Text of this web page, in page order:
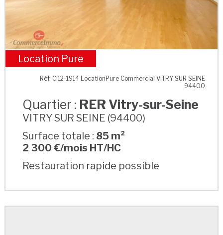
RER Vitry-sur-Seine
Location Pure
Réf. CI12-1914 LocationPure Commercial VITRY SUR SEINE
94400
Quartier : RER Vitry-sur-Seine
VITRY SUR SEINE (94400)
Surface totale : 85 m²
2 300 €/mois HT/HC
Restauration rapide possible